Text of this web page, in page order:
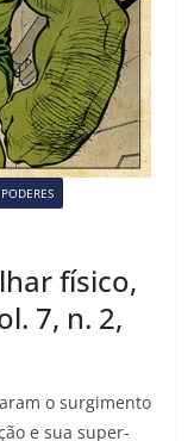
físico,
7, n. 2,
o surgimento
e sua super-